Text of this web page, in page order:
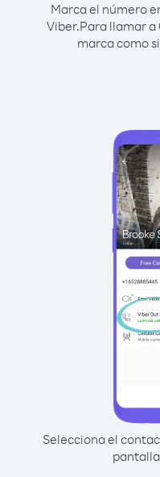
Marca el número
Viber.Para llamar a
marca como
Selecciona el